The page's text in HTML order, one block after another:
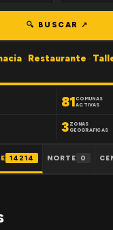
🔍 BUSCAR ↗
· Restaurante ·
81 COMUNAS
ACTIVAS
3 ZONAS
GEOGRAFICAS
14214 NORTE 0